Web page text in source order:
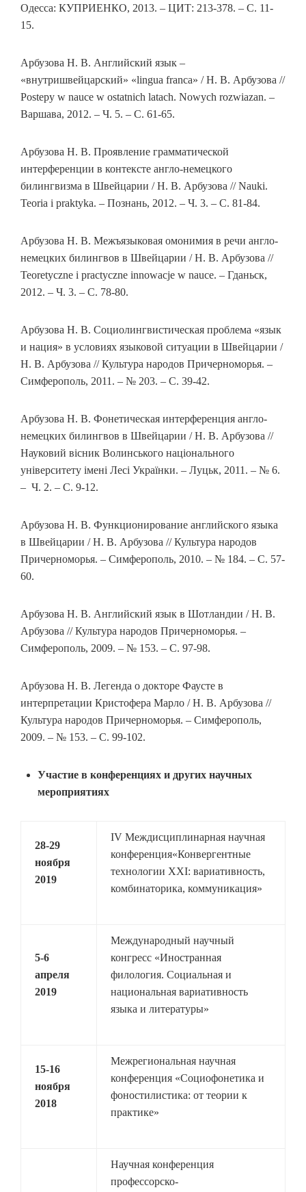
Одесса: КУПРИЕНКО, 2013. – ЦИТ: 213-378. – С. 11-
15.
Арбузова Н. В. Английский язык –
«внутришвейцарский» «lingua franca» / Н. В. Арбузова //
Postepy w nauce w ostatnich latach. Nowych rozwiazan. –
Варшава, 2012. – Ч. 5. – С. 61-65.
Арбузова Н. В. Проявление грамматической
интерференции в контексте англо-немецкого
билингвизма в Швейцарии / Н. В. Арбузова // Nauki.
Teoria i praktyka. – Познань, 2012. – Ч. 3. – С. 81-84.
Арбузова Н. В. Межъязыковая омонимия в речи англо-
немецких билингвов в Швейцарии / Н. В. Арбузова //
Teoretyczne i practyczne innowacje w nauce. – Гданьск,
2012. – Ч. 3. – С. 78-80.
Арбузова Н. В. Социолингвистическая проблема «язык
и нация» в условиях языковой ситуации в Швейцарии /
Н. В. Арбузова // Культура народов Причерноморья. –
Симферополь, 2011. – № 203. – С. 39-42.
Арбузова Н. В. Фонетическая интерференция англо-
немецких билингвов в Швейцарии / Н. В. Арбузова //
Науковий вісник Волинського національного
університету імені Лесі Українки. – Луцьк, 2011. – № 6.
– Ч. 2. – С. 9-12.
Арбузова Н. В. Функционирование английского языка
в Швейцарии / Н. В. Арбузова // Культура народов
Причерноморья. – Симферополь, 2010. – № 184. – С. 57-
60.
Арбузова Н. В. Английский язык в Шотландии / Н. В.
Арбузова // Культура народов Причерноморья. –
Симферополь, 2009. – № 153. – С. 97-98.
Арбузова Н. В. Легенда о докторе Фаусте в
интерпретации Кристофера Марло / Н. В. Арбузова //
Культура народов Причерноморья. – Симферополь,
2009. – № 153. – С. 99-102.
Участие в конференциях и других научных
мероприятиях
28-29
ноября
2019
IV Междисциплинарная научная
конференция«Конвергентные
технологии XXI: вариативность,
комбинаторика, коммуникация»
5-6
апреля
2019
Международный научный
конгресс «Иностранная
филология. Социальная и
национальная вариативность
языка и литературы»
15-16
ноября
2018
Межрегиональная научная
конференция «Социофонетика и
фоностилистика: от теории к
практике»
Научная конференция
профессорско-